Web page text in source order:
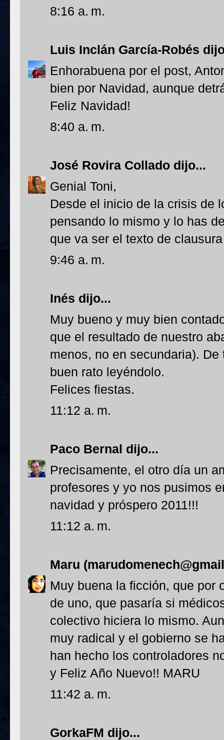
8:16 a. m.
Luis Inclán García-Robés
Enhorabuena por el post,
bien por Navidad, aunque
Feliz Navidad!
8:40 a. m.
José Rovira Collado dijo...
Genial Toni,
Desde el inicio de la crisis de
pensando lo mismo y lo has
que va ser el texto de
9:46 a. m.
Inés dijo...
Muy bueno y muy bien
que el resultado de nuestro
menos, no en secundaria).
buen rato leyéndolo.
Felices fiestas.
11:12 a. m.
Paco Bernal dijo...
Precisamente, el otro día un
profesores y yo nos pusimos
navidad y próspero 2011!!!
11:12 a. m.
Maru
Muy buena la ficción, que por
de uno, que pasaría si
colectivo hiciera lo mismo.
muy radical y el gobierno se
han hecho los controladores
y Feliz Año Nuevo!! MARU
11:42 a. m.
GorkaFM dijo...